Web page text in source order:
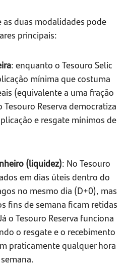
duas modalidades pode
principais:
: enquanto o Tesouro Selic
mínima que costuma
(equivalente a uma fração
Reserva democratiza
e resgate mínimos de
(liquidez): No Tesouro
em dias úteis dentro do
no mesmo dia (D+0), mas
fins de semana ficam retidas
o Tesouro Reserva funciona
o resgate e o recebimento
praticamente qualquer hora